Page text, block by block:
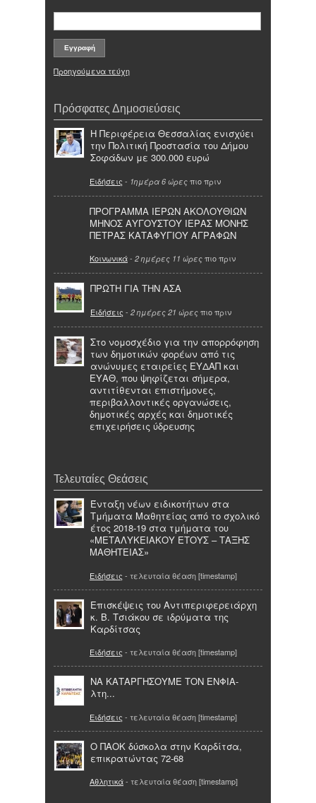
Προηγούμενα τεύχη
Πρόσφατες Δημοσιεύσεις
Η Περιφέρεια Θεσσαλίας ενισχύει
την Πολιτική Προστασία του Δήμου
Σοφάδων με 300.000 ευρώ
Ειδήσεις - 1ημέρα 6 ώρες πιο πριν
ΠΡΟΓΡΑΜΜΑ ΙΕΡΩΝ ΑΚΟΛΟΥΘΙΩΝ
ΜΗΝΟΣ ΑΥΓΟΥΣΤΟΥ ΙΕΡΑΣ ΜΟΝΗΣ
ΠΕΤΡΑΣ ΚΑΤΑΦΥΓΙΟΥ ΑΓΡΑΦΩΝ
Κοινωνικά- 2 ημέρες 11 ώρες πιο πριν
ΠΡΩΤΗ ΓΙΑ ΤΗΝ ΑΣΑ
Ειδήσεις - 2 ημέρες 21 ώρες πιο πριν
Στο νομοσχέδιο για την απορρόφηση
των δημοτικών φορέων από τις
ανώνυμες εταιρείες ΕΥΔΑΠ και
ΕΥΑΘ, που ψηφίζεται σήμερα,
αντιτίθενται επιστήμονες,
περιβαλλοντικές οργανώσεις,
δημοτικές αρχές και δημοτικές
επιχειρήσεις ύδρευσης
Τελευταίες Θεάσεις
Ένταξη νέων ειδικοτήτων στα
Τμήματα Μαθητείας από το σχολικό
έτος 2018-19 στα τμήματα του
«ΜΕΤΑΛΥΚΕΙΑΚΟΥ ΕΤΟΥΣ – ΤΑΞΗΣ
ΜΑΘΗΤΕΙΑΣ»
Ειδήσεις - τελευταία θέαση [timestamp]
Επισκέψεις του Αντιπεριφερειάρχη
κ. Β. Τσιάκου σε ιδρύματα της
Καρδίτσας
Ειδήσεις - τελευταία θέαση [timestamp]
ΝΑ ΚΑΤΑΡΓΗΣΟΥΜΕ ΤΟΝ ΕΝΦΙΑ-
λτη...
Ειδήσεις - τελευταία θέαση [timestamp]
Ο ΠΑΟΚ δύσκολα στην Καρδίτσα,
επικρατώντας 72-68
Αθλητικά- τελευταία θέαση [timestamp]